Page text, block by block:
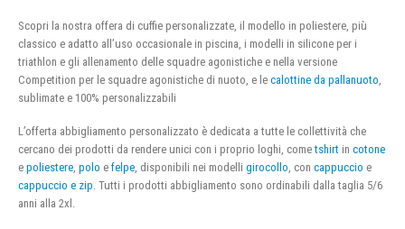
Scopri la nostra offera di cuffie personalizzate, il modello in poliestere, più
classico e adatto all’uso occasionale in piscina, i modelli in silicone per i
triathlon e gli allenamento delle squadre agonistiche e nella versione
Competition per le squadre agonistiche di nuoto, e le calottine da pallanuoto,
sublimate e 100% personalizzabili
L’offerta abbigliamento personalizzato è dedicata a tutte le collettività che
cercano dei prodotti da rendere unici con i proprio loghi, cometshirt in cotone
e poliestere, polo e felpe, disponibili nei modelli girocollo, con cappuccio e
cappuccio e zip. Tutti i prodotti abbigliamento sono ordinabili dalla taglia 5/6
anni alla 2xl.